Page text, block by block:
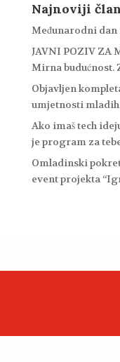
Najnoviji
Međunarodni dan
JAVNI POZIV ZA
Mirna budućnost.
Objavljen
umjetnosti
Ako imaš tech
je program za
Omladinski
event projekta